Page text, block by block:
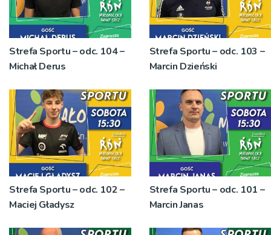
Strefa Sportu – odc. 104 –
Michał Derus
Strefa Sportu – odc. 103 –
Marcin Dzieński
Strefa Sportu – odc. 102 –
Maciej Gładysz
Strefa Sportu – odc. 101 –
Marcin Janas